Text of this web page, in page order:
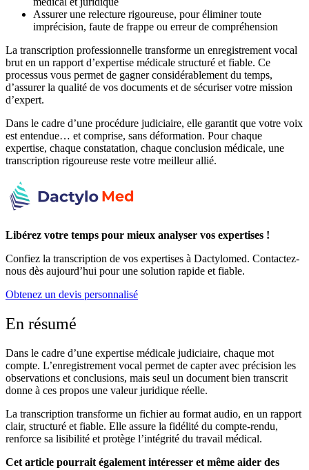
Assurer une relecture rigoureuse, pour éliminer toute
imprécision, faute de frappe ou erreur de compréhension
La transcription professionnelle transforme un enregistrement vocal
brut en un rapport d’expertise médicale structuré et fiable. Ce
processus vous permet de gagner considérablement du temps,
d’assurer la qualité de vos documents et de sécuriser votre mission
d’expert.
Dans le cadre d’une procédure judiciaire, elle garantit que votre voix
est entendue… et comprise, sans déformation. Pour chaque
expertise, chaque constatation, chaque conclusion médicale, une
transcription rigoureuse reste votre meilleur allié.
Libérez votre temps pour mieux analyser vos expertises !
Confiez la transcription de vos expertises à Dactylomed. Contactez-
nous dès aujourd’hui pour une solution rapide et fiable.
Obtenez un devis personnalisé
En résumé
Dans le cadre d’une expertise médicale judiciaire, chaque mot
compte. L’enregistrement vocal permet de capter avec précision les
observations et conclusions, mais seul un document bien transcrit
donne à ces propos une valeur juridique réelle.
La transcription transforme un fichier au format audio, en un rapport
clair, structuré et fiable. Elle assure la fidélité du compte-rendu,
renforce sa lisibilité et protège l’intégrité du travail médical.
Cet article pourrait également intéresser et même aider des